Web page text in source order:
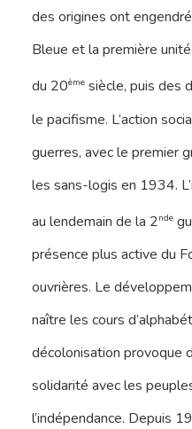
des origines ont
Bleue et la première
du 20èmesiècle, puis des
le pacifisme. L’action
guerres, avec le premier
les sans-logis en 1934.
au lendemain de la 2nde
présence plus active du
ouvrières. Le
naître les cours
décolonisation provoque
solidarité avec les
l’indépendance. Depuis